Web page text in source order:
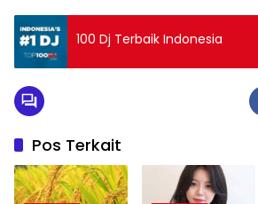
100 Dj Terbaik Indonesia
Pos Terkait